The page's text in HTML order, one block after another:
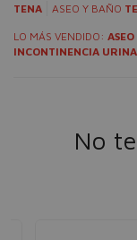
TENA ASEO Y BAÑO
LO MÁS VENDIDO:
INCONTINENCIA
No